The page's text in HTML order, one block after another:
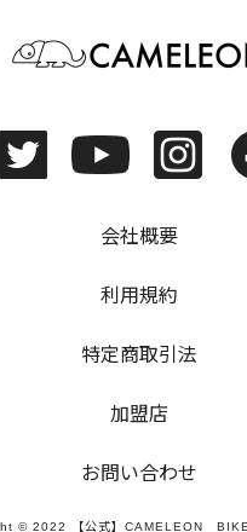
会社概要
利用規約
特定商取引法
加盟店
お問い合わせ
© 2022 【公式】CAMELEON